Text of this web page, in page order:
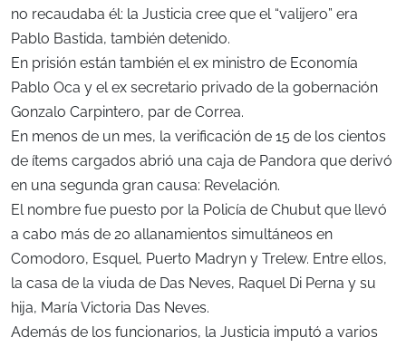
no recaudaba él: la Justicia cree que el “valijero” era
Pablo Bastida, también detenido.
En prisión están también el ex ministro de Economía
Pablo Oca y el ex secretario privado de la gobernación
Gonzalo Carpintero, par de Correa.
En menos de un mes, la verificación de 15 de los cientos
de ítems cargados abrió una caja de Pandora que derivó
en una segunda gran causa: Revelación.
El nombre fue puesto por la Policía de Chubut que llevó
a cabo más de 20 allanamientos simultáneos en
Comodoro, Esquel, Puerto Madryn y Trelew. Entre ellos,
la casa de la viuda de Das Neves, Raquel Di Perna y su
hija, María Victoria Das Neves.
Además de los funcionarios, la Justicia imputó a varios